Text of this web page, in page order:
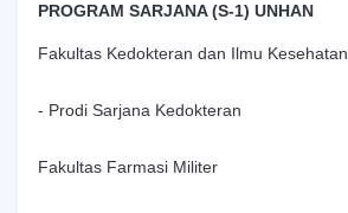
PROGRAM SARJANA (S-1) UNHAN
Fakultas Kedokteran dan Ilmu Kesehatan
- Prodi Sarjana Kedokteran
Fakultas Farmasi Militer